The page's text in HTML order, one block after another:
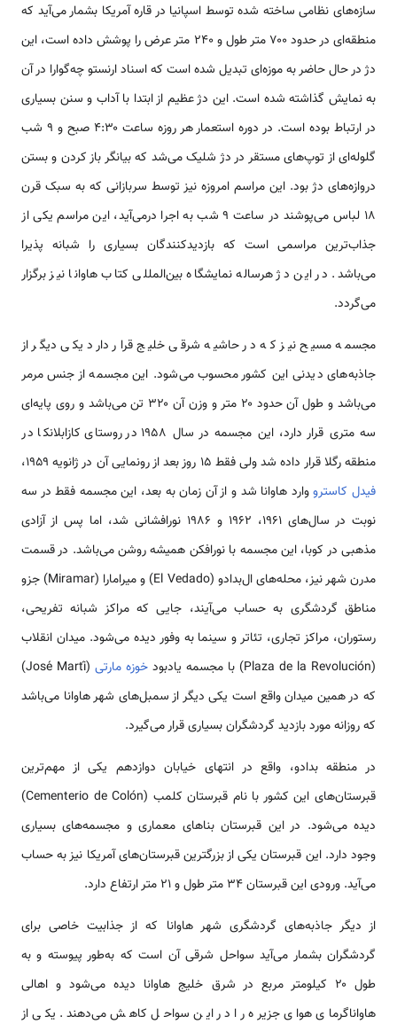
سازه‌های نظامی ساخته شده توسط اسپانیا در قاره آمریکا بشمار می‌آید که
منطقه‌ای در حدود ۷۰۰ متر طول و ۲۴۰ متر عرض را پوشش داده است، این
دژ در حال حاضر به موزه‌ای تبدیل شده است که اسناد ارنستو چه‌گوارا در آن
به نمایش گذاشته شده است. این دژ عظیم از ابتدا با آداب و سنن بسیاری
در ارتباط بوده است. در دوره استعمار هر روزه ساعت ۴:۳۰ صبح و ۹ شب
گلوله‌ای از توپ‌های مستقر در دژ شلیک می‌شد که بیانگر باز کردن و بستن
دروازه‌های دژ بود. این مراسم امروزه نیز توسط سربازانی که به سبک قرن
۱۸ لباس می‌پوشند در ساعت ۹ شب به اجرا درمی‌آید، این مراسم یکی از
جذاب‌ترین مراسمی است که بازدیدکنندگان بسیاری را شبانه پذیرا
می‌باشد. در این دژ هرساله نمایشگاه بین‌المللی کتاب هاوانا نیز برگزار
می‌گردد.
مجسمه مسیح نیز که در حاشیه شرقی خلیج قرار دارد یکی دیگر از
جاذبه‌های دیدنی این کشور محسوب می‌شود. این مجسمه از جنس مرمر
می‌باشد و طول آن حدود ۲۰ متر و وزن آن ۳۲۰ تن می‌باشد و روی پایه‌ای
سه متری قرار دارد، این مجسمه در سال ۱۹۵۸ در روستای کازابلانکا در
منطقه رگلا قرار داده شد ولی فقط ۱۵ روز بعد از رونمایی آن در ژانویه ۱۹۵۹،
فیدل کاسترووارد هاوانا شد و از آن زمان به بعد، این مجسمه فقط در سه
نوبت در سال‌های ۱۹۶۱، ۱۹۶۲ و ۱۹۸۶ نورافشانی شد، اما پس از آزادی
مذهبی در کوبا، این مجسمه با نورافکن همیشه روشن می‌باشد. در قسمت
مدرن شهر نیز، محله‌های ال‌بدادو (El Vedado) و میرامارا (Miramar) جزو
مناطق گردشگری به حساب می‌آیند، جایی که مراکز شبانه تفریحی،
رستوران، مراکز تجاری، تئاتر و سینما به وفور دیده می‌شود. میدان انقلاب
(Plaza de la Revolución) با مجسمه یادبود
خوزه مارتی
(José Martí)
که در همین میدان واقع است یکی دیگر از سمبل‌های شهر هاوانا می‌باشد
که روزانه مورد بازدید گردشگران بسیاری قرار می‌گیرد.
در منطقه بدادو، واقع در انتهای خیابان دوازدهم یکی از مهم‌ترین
قبرستان‌های این کشور با نام قبرستان کلمب (Cementerio de Colón)
دیده می‌شود. در این قبرستان بناهای معماری و مجسمه‌های بسیاری
وجود دارد. این قبرستان یکی از بزرگترین قبرستان‌های آمریکا نیز به حساب
می‌آید. ورودی این قبرستان ۳۴ متر طول و ۲۱ متر ارتفاع دارد.
از دیگر جاذبه‌های گردشگری شهر هاوانا که از جذابیت خاصی برای
گردشگران بشمار می‌آید سواحل شرقی آن است که به‌طور پیوسته و به
طول ۲۰ کیلومتر مربع در شرق خلیج هاوانا دیده می‌شود و اهالی
هاواناگرمای هوای جزیره را در این سواحل کاهش می‌دهند. یکی از